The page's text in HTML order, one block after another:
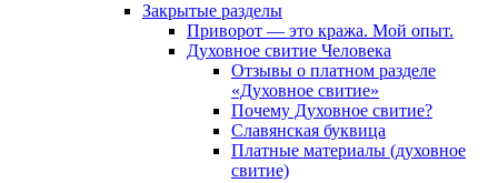
Закрытые разделы
Приворот — это кража. Мой опыт.
Духовное свитие Человека
Отзывы о платном разделе
«Духовное свитие»
Почему Духовное свитие?
Славянская буквица
Платные материалы (духовное
свитие)